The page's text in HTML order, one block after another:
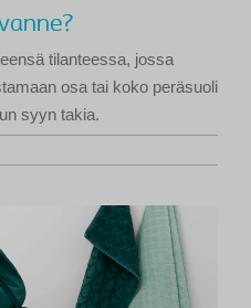
tilanteessa, jossa
osa tai koko peräsuoli
syyn takia.